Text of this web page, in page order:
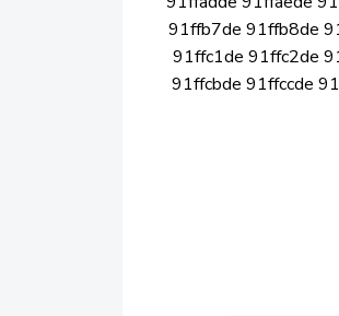
91ffb7de 91ffb8de
91ffc1de 91ffc2de
91ffcbde 91ffccde